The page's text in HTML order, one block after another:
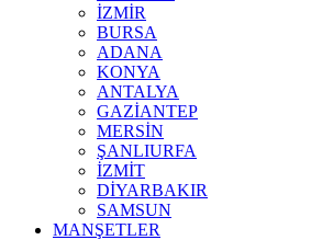
İZMİR
BURSA
ADANA
KONYA
ANTALYA
GAZİANTEP
MERSİN
ŞANLIURFA
İZMİT
DİYARBAKIR
SAMSUN
MANŞETLER